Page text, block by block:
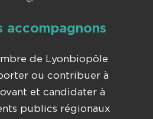
accompagnons
de Lyonbiopôle
ou contribuer à
et candidater à
publics régionaux